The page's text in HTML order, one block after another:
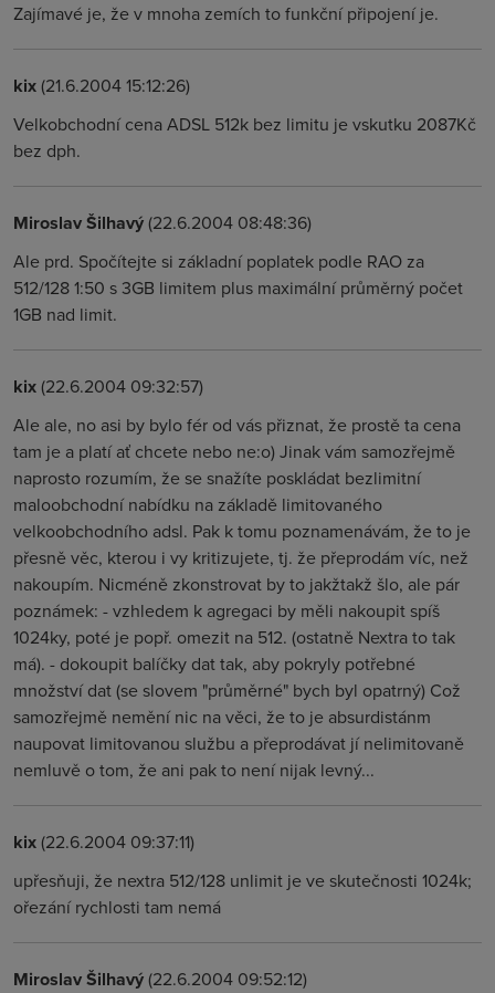
Zajímavé je, že v mnoha zemích to funkční připojení je.
kix(21.6.2004 15:12:26)
Velkobchodní cena ADSL 512k bez limitu je vskutku 2087Kč
bez dph.
Miroslav Šilhavý(22.6.2004 08:48:36)
Ale prd. Spočítejte si základní poplatek podle RAO za
512/128 1:50 s 3GB limitem plus maximální průměrný počet
1GB nad limit.
kix(22.6.2004 09:32:57)
Ale ale, no asi by bylo fér od vás přiznat, že prostě ta cena
tam je a platí ať chcete nebo ne:o) Jinak vám samozřejmě
naprosto rozumím, že se snažíte poskládat bezlimitní
maloobchodní nabídku na základě limitovaného
velkoobchodního adsl. Pak k tomu poznamenávám, že to je
přesně věc, kterou i vy kritizujete, tj. že přeprodám víc, než
nakoupím. Nicméně zkonstrovat by to jakžtakž šlo, ale pár
poznámek: - vzhledem k agregaci by měli nakoupit spíš
1024ky, poté je popř. omezit na 512. (ostatně Nextra to tak
má). - dokoupit balíčky dat tak, aby pokryly potřebné
množství dat (se slovem "průměrné" bych byl opatrný) Což
samozřejmě nemění nic na věci, že to je absurdistánm
naupovat limitovanou službu a přeprodávat jí nelimitovaně
nemluvě o tom, že ani pak to není nijak levný...
kix(22.6.2004 09:37:11)
upřesňuji, že nextra 512/128 unlimit je ve skutečnosti 1024k;
ořezání rychlosti tam nemá
Miroslav Šilhavý(22.6.2004 09:52:12)